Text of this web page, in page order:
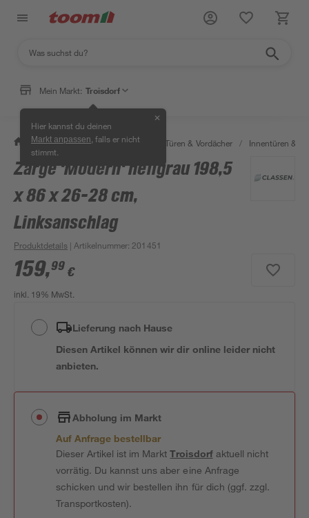
Mein Markt: Troisdorf
Hier kannst du deinen
Markt anpassen , falls er nicht
stimmt.
✕
/ Bauen & Renovieren / Fenster, Türen & Vordächer / Innentüren &
Zarge 'Modern' hellgrau 198,5
x 86 x 26-28 cm,
Linksanschlag
Produktdetails | Artikelnummer: 201451
159,99 €
inkl. 19% MwSt.
Lieferung nach Hause
Diesen Artikel können wir dir online leider nicht
anbieten.
Abholung im Markt
Auf Anfrage bestellbar
Dieser Artikel ist im MarktTroisdorfaktuell nicht
vorrätig. Du kannst uns aber eine Anfrage
schicken und wir bestellen ihn für dich (ggf. zzgl.
Transportkosten).